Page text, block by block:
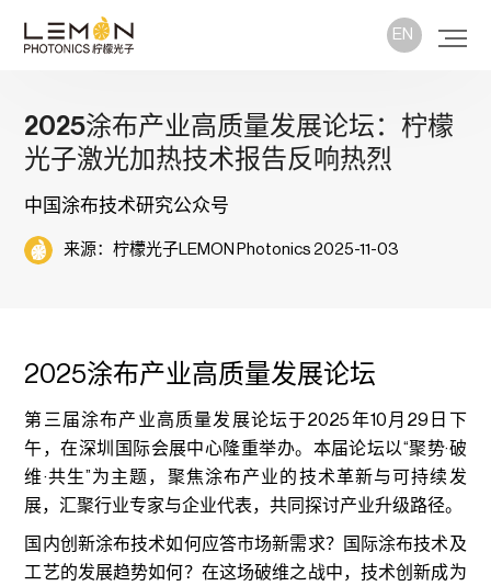
EN
2025涂布产业高质量发展论坛：柠檬
光子激光加热技术报告反响热烈
中国涂布技术研究公众号
来源：柠檬光子LEMON Photonics 2025-11-03
2025涂布产业高质量发展论坛
第三届涂布产业高质量发展论坛于2025年10月29日下
午，在深圳国际会展中心隆重举办。本届论坛以“聚势·破
维·共生”为主题，聚焦涂布产业的技术革新与可持续发
展，汇聚行业专家与企业代表，共同探讨产业升级路径。
国内创新涂布技术如何应答市场新需求？国际涂布技术及
工艺的发展趋势如何？在这场破维之战中，技术创新成为